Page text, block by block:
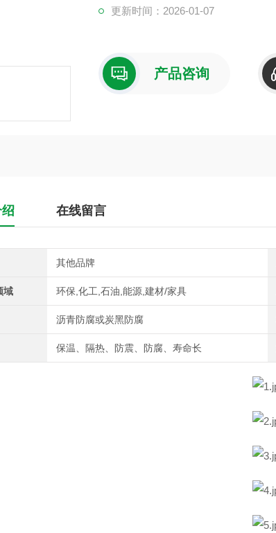
更新时间：2026-01-07
产品咨询
在线留言
其他品牌
域 环保,化工,石油,能源,建材/家具
沥青防腐或炭黑防腐
保温、隔热、防震、防腐、寿命长